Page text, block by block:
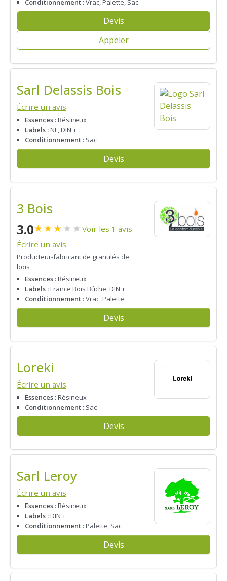
Conditionnement :Vrac, Palette, Sac
Devis
Appeler
Sarl Delassis Bois
Écrire un avis
Essences :Résineux
Labels :NF, DIN +
Conditionnement : Sac
Devis
3 Bois
3.0★★★★ ★ Voir les 1 avis
Écrire un avis
Producteur-fabricant de granulés de
bois
Essences :Résineux
Labels :France Bois Bûche, DIN +
Conditionnement :Vrac, Palette
Devis
Loreki
Écrire un avis
Essences :Résineux
Conditionnement : Sac
Devis
Sarl Leroy
Écrire un avis
Essences :Résineux
Labels :DIN +
Conditionnement :Palette, Sac
Devis